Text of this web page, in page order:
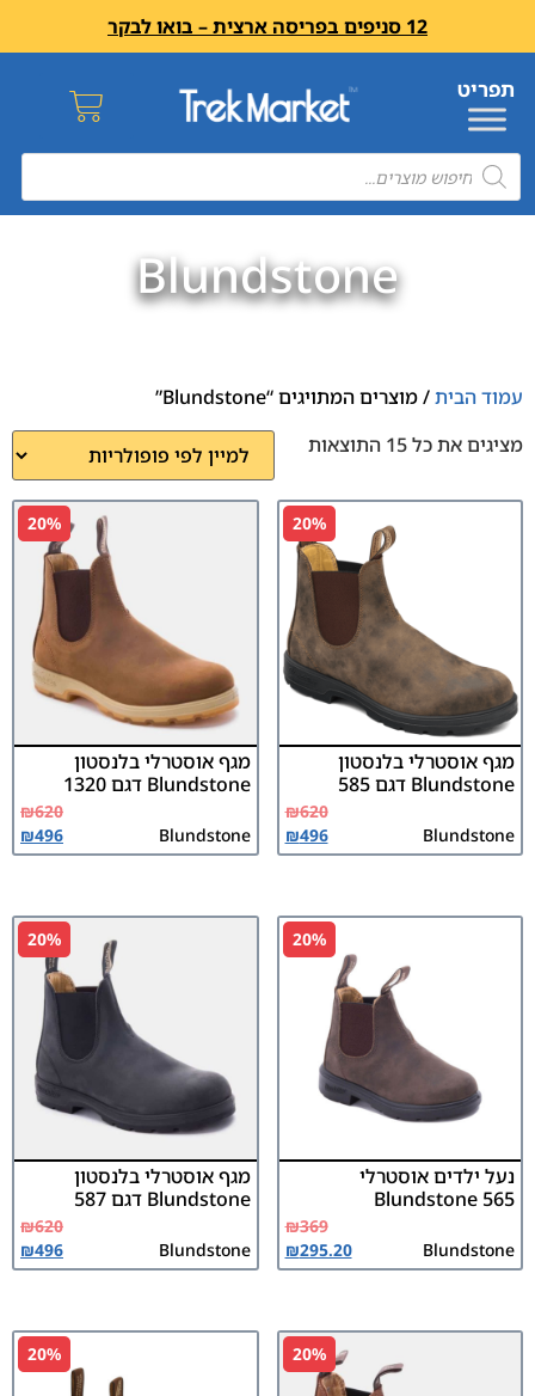
12 סניפים בפריסה ארצית – בואו לבקר
Blundstone
עמוד הבית/ מוצרים המתויגים “Blundstone”
מציגים את כל ⁦15⁩ התוצאות
20%
מגף אוסטרלי בלנסטון
Blundstone דגם 585
Blundstone
₪620
₪496
20%
מגף אוסטרלי בלנסטון
Blundstone דגם 1320
Blundstone
₪620
₪496
20%
נעל ילדים אוסטרלי
Blundstone 565
Blundstone
₪369
₪295.20
20%
מגף אוסטרלי בלנסטון
Blundstone דגם 587
Blundstone
₪620
₪496
20%
20%